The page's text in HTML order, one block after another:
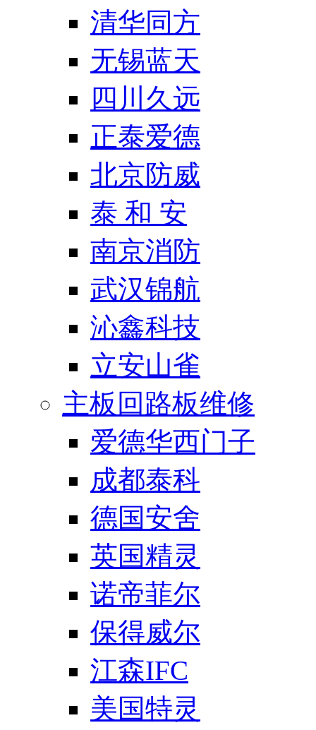
清华同方
无锡蓝天
四川久远
正泰爱德
北京防威
泰 和 安
南京消防
武汉锦航
沁鑫科技
立安山雀
主板回路板维修
爱德华西门子
成都泰科
德国安舍
英国精灵
诺帝菲尔
保得威尔
江森IFC
美国特灵